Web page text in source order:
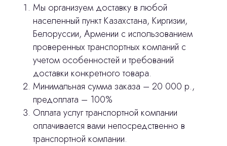
Мы организуем доставку в любой
населенный пункт Казахстана, Киргизии,
Белоруссии, Армении с использованием
проверенных транспортных компаний с
учетом особенностей и требований
доставки конкретного товара.
Минимальная сумма заказа – 20 000 р.,
предоплата – 100%
Оплата услуг транспортной компании
оплачивается вами непосредственно в
транспортной компании.
сделано
Лицензирование
Изготовление хирургических шаблонов
Политика конфиденциальности
stasicus